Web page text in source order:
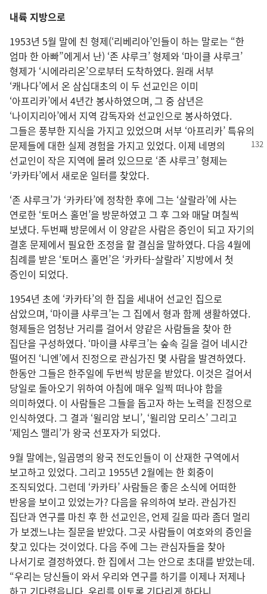
내륙 지방으로
1953년 5월 말에 친 형제(‘리베리아’인들이 하는 말로는 “한
엄마 한 아빠”에게서 난) ‘존 샤루크’ 형제와 ‘마이클 샤루크’
형제가 ‘시에라리온’으로부터 도착하였다. 원래 서부
‘캐나다’에서 온 삼십대초의 이 두 선교인은 이미
‘아프리카’에서 4년간 봉사하였으며, 그 중 삼년은
‘나이지리아’에서 지역 감독자와 선교인으로 봉사하였다.
그들은 풍부한 지식을 가지고 있었으며 서부 ‘아프리카’ 특유의
문제들에 대한 실제 경험을 가지고 있었다. 이제 네명의
선교인이 작은 지역에 몰려 있으므로 ‘존 샤루크’ 형제는
‘카카타’에서 새로운 일터를 찾았다.
‘존 샤루크’가 ‘카카타’에 정착한 후에 그는 ‘살랄라’에 사는
연로한 ‘토머스 홀먼’을 방문하였고 그 후 그와 매달 며칠씩
보냈다. 두번째 방문에서 이 양같은 사람은 증인이 되고 자기의
결혼 문제에서 필요한 조정을 할 결심을 말하였다. 다음 4월에
침례를 받은 ‘토머스 홀먼’은 ‘카카타-살랄라’ 지방에서 첫
증인이 되었다.
1954년 초에 ‘카카타’의 한 집을 세내어 선교인 집으로
삼았으며, ‘마이클 샤루크’는 그 집에서 형과 함께 생활하였다.
형제들은 엄청난 거리를 걸어서 양같은 사람들을 찾아 한
집단을 구성하였다. ‘마이클 샤루크’는 숲속 길을 걸어 네시간
떨어진 ‘니엔’에서 진정으로 관심가진 몇 사람을 발견하였다.
한동안 그들은 한주일에 두번씩 방문을 받았다. 이것은 걸어서
당일로 돌아오기 위하여 아침에 매우 일찍 떠나야 함을
의미하였다. 이 사람들은 그들을 돕고자 하는 노력을 진정으로
인식하였다. 그 결과 ‘윌리암 보니’, ‘윌리암 모리스’ 그리고
‘제임스 맬리’가 왕국 선포자가 되었다.
9월 말에는, 일곱명의 왕국 전도인들이 이 산재한 구역에서
보고하고 있었다. 그리고 1955년 2월에는 한 회중이
조직되었다. 그런데 ‘카카타’ 사람들은 좋은 소식에 어떠한
반응을 보이고 있었는가? 다음을 유의하여 보라. 관심가진
집단과 연구를 마친 후 한 선교인은, 언제 길을 따라 좀더 멀리
가 보겠느냐는 질문을 받았다. 그곳 사람들이 여호와의 증인을
찾고 있다는 것이었다. 다음 주에 그는 관심자들을 찾아
나서기로 결정하였다. 한 집에서 그는 안으로 초대를 받았는데.
“우리는 당신들이 와서 우리와 연구를 하기를 이제나 저제나
하고 기다렸읍니다. 우리를 이토록 기다리게 하다니